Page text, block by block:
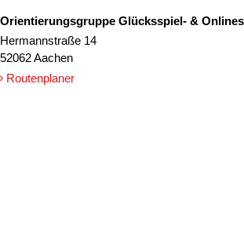
Orientierungsgruppe Glücksspiel- &
Hermannstraße 14
52062 Aachen
Routenplaner